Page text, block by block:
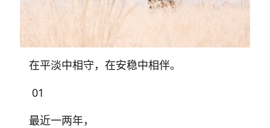
在平淡中相守，在安稳中相伴。
01
最近一两年，